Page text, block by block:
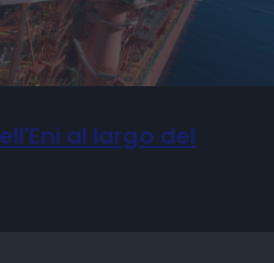
al largo del